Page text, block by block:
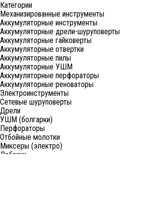
Категории
Механизированные инструменты
Аккумуляторные инструменты
Аккумуляторные дрели-шуруповерты
Аккумуляторные гайковерты
Аккумуляторные отвертки
Аккумуляторные пилы
Аккумуляторные УШМ
Аккумуляторные перфораторы
Аккумуляторные реноваторы
Электроинструменты
Сетевые шуруповерты
Дрели
УШМ (болгарки)
Перфораторы
Отбойные молотки
Миксеры (электро)
Лобзики